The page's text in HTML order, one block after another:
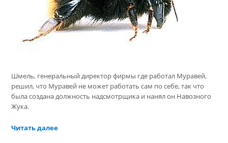
Шмель, генеральный директор фирмы где работал Муравей,
решил, что Муравей не может работать сам по себе, так что
была создана должность надсмотрщика и нанял он Навозного
Жука.
Читать далее